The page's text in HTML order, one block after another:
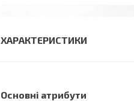
ХАРАКТЕРИСТИКИ
Основні атрибути